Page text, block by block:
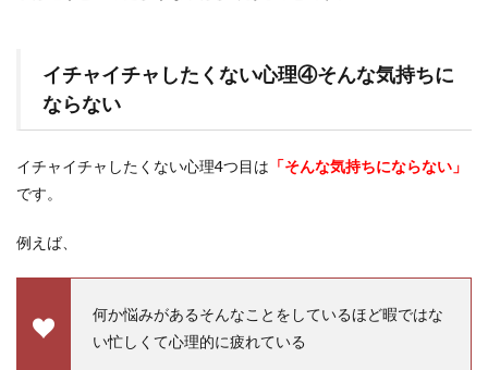
イチャイチャしたくない心理④そんな気持ちに
ならない
イチャイチャしたくない心理4つ目は 「そんな気持ちにならない」
です。
例えば、
何か悩みがあるそんなことをしているほど暇ではな
い忙しくて心理的に疲れている